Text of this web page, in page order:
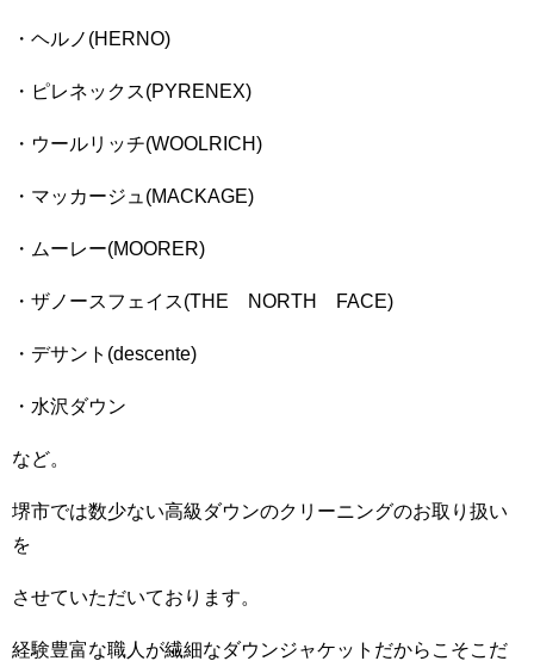
・ヘルノ(HERNO)
・ピレネックス(PYRENEX)
・ウールリッチ(WOOLRICH)
・マッカージュ(MACKAGE)
・ムーレー(MOORER)
・ザノースフェイス(THE NORTH FACE)
・デサント(descente)
・水沢ダウン
など。
堺市では数少ない高級ダウンのクリーニングのお取り扱い
を
させていただいております。
経験豊富な職人が繊細なダウンジャケットだからこそこだ